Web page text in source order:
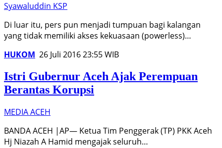
Syawaluddin KSP
Di luar itu, pers pun menjadi tumpuan bagi kalangan
yang tidak memiliki akses kekuasaan (powerless)…
HUKOM 26 Juli 2016 23:55 WIB
Istri Gubernur Aceh Ajak Perempuan
Berantas Korupsi
MEDIA ACEH
BANDA ACEH |AP— Ketua Tim Penggerak (TP) PKK Aceh
Hj Niazah A Hamid mengajak seluruh…